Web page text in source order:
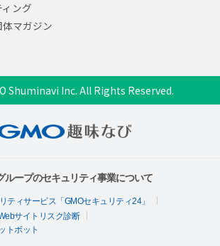
ング
マガジン
Shuminavi Inc. All Rights Reserved.